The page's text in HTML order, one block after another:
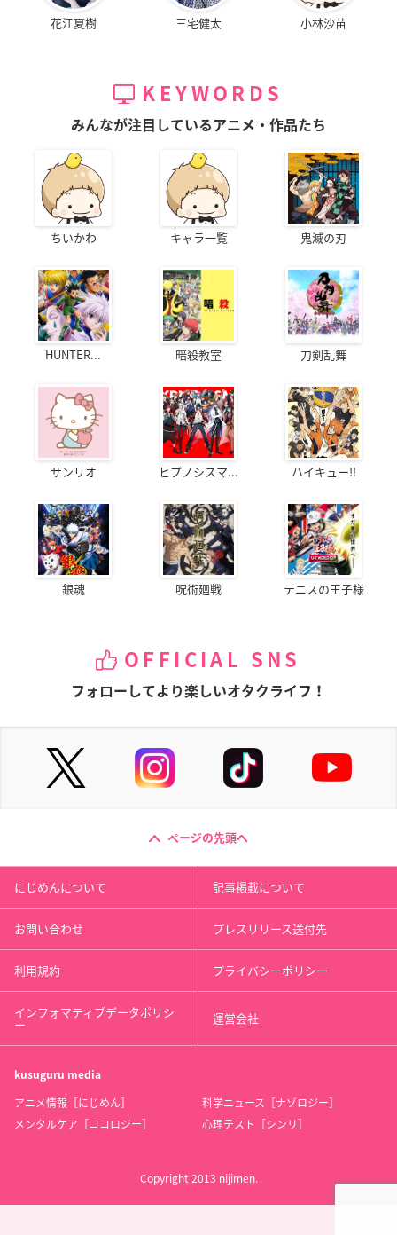
花江夏樹 三宅健太 小林沙苗
KEYWORDS
みんなが注目しているアニメ・作品たち
ちいかわ キャラ一覧 鬼滅の刃
HUNTER... 暗殺教室 刀剣乱舞
サンリオ ヒプノシスマ... ハイキュー!!
銀魂 呪術廻戦 テニスの王子様
OFFICIAL SNS
フォローしてより楽しいオタクライフ！
ページの先頭へ
にじめんについて 記事掲載について
お問い合わせ プレスリリース送付先
利用規約 プライバシーポリシー
インフォマティブデータポリシ
ー 運営会社
kusuguru media
アニメ情報［にじめん］
科学ニュース［ナゾロジー］
メンタルケア［ココロジー］
心理テスト［シンリ］
Copyright 2013 nijimen.